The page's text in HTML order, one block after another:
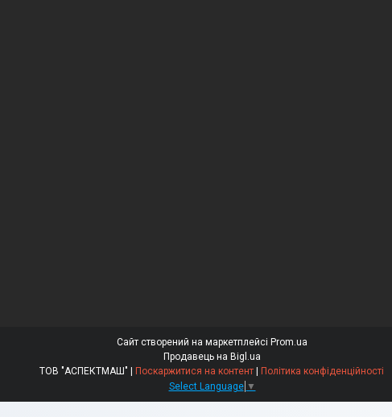
Сайт створений на маркетплейсі Prom.ua
Продавець на Bigl.ua
Поскаржитися на контент
Політика конфіденційності
Select Language ▼